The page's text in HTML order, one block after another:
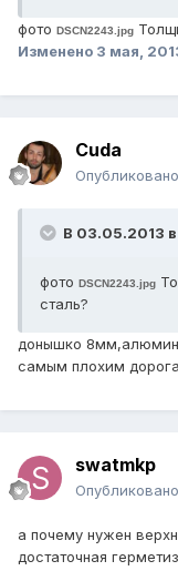
фото DSCN2243.jpg
Изменено 3 мая,
Cuda
Опубликовано
В 03.05.2013
фото DSCN2243.jpg
сталь?
донышко
самым плохим
swatmkp
Опубликовано
а почему нужен
достаточная